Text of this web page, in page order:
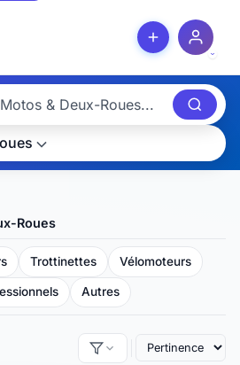
Roues
Trottinettes Vélomoteurs
Autres